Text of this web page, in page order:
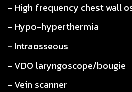
- High frequency chest wall
- Hypo-hyperthermia
- Intraosseous
- VDO laryngoscope/bougie
- Vein scanner